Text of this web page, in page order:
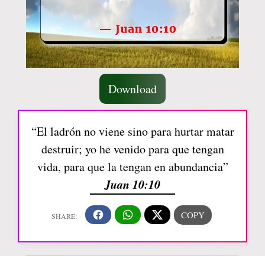
Download
“El ladrón no viene sino para hurtar matar
destruir; yo he venido para que tengan
vida, para que la tengan en abundancia”
Juan 10:10